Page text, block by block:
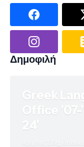
Δημοφιλή
Greek
Office '07-
24'